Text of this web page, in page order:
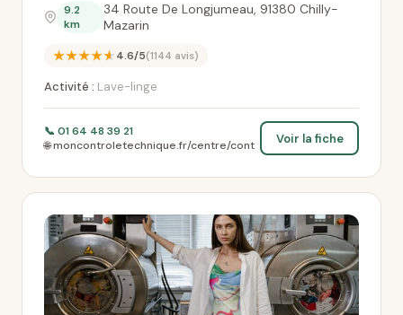
9.2
km
34 Route De Longjumeau, 91380 Chilly-
Mazarin
★★★★★4.6/5(1144 avis)
Activité : Lave-linge
📞 01 64 48 39 21
🌐 moncontroletechnique.fr/centre/cont
Voir la fiche